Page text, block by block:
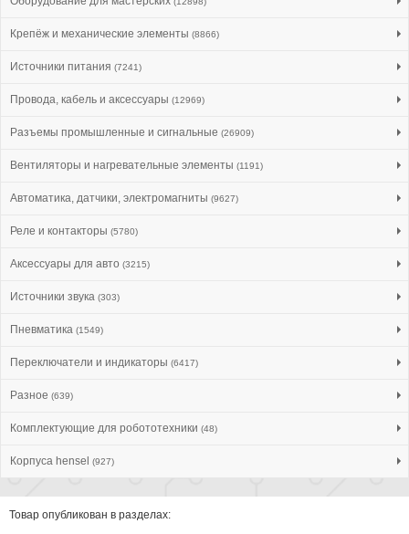
Крепёж и механические элементы (8866)
Источники питания (7241)
Провода, кабель и аксессуары (12969)
Разъемы промышленные и сигнальные (26909)
Вентиляторы и нагревательные элементы (1191)
Автоматика, датчики, электромагниты (9627)
Реле и контакторы (5780)
Аксессуары для авто (3215)
Источники звука (303)
Пневматика (1549)
Переключатели и индикаторы (6417)
Разное (639)
Комплектующие для робототехники (48)
Корпуса hensel (927)
Товар опубликован в разделах: